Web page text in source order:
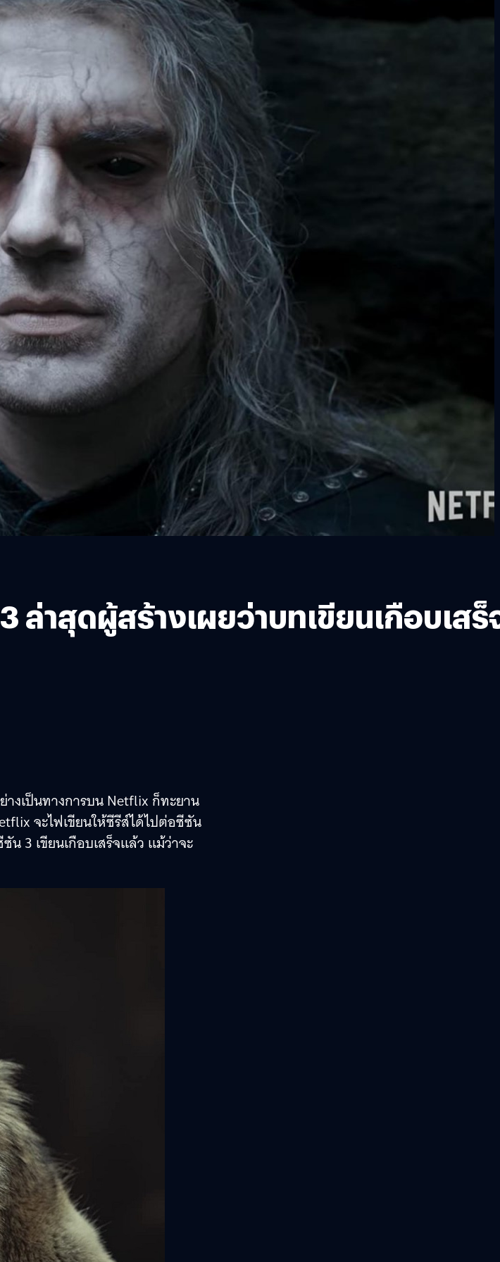
ล่าสุดผู้สร้างเผยว่าบทเขียนเกือบเสร็
างเป็นทางการบน Netflix ก็ทะยาน
จะไฟเขียนให้ซีรีส์ได้ไปต่อซีซัน
3 เขียนเกือบเสร็จแล้ว แม้ว่าจะ